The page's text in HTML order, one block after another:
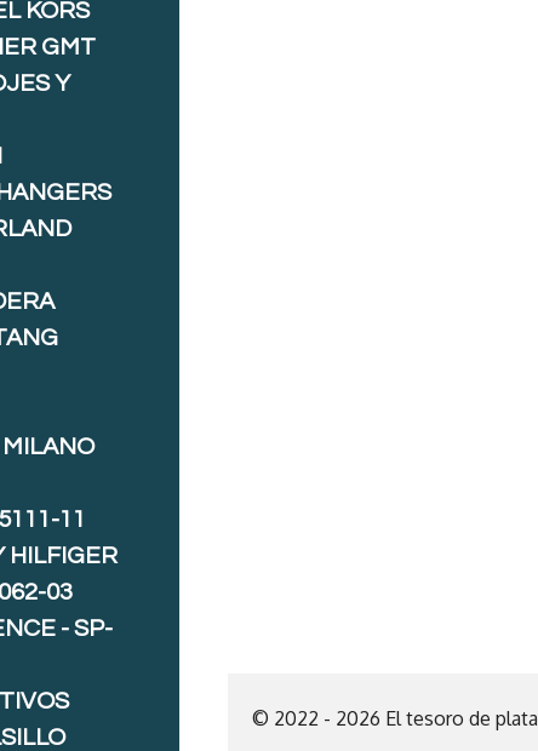
© 2022 - 2026 El tesoro de plata
KORS
GMT
Y
MILANO
11
HILFIGER
03
- SP-